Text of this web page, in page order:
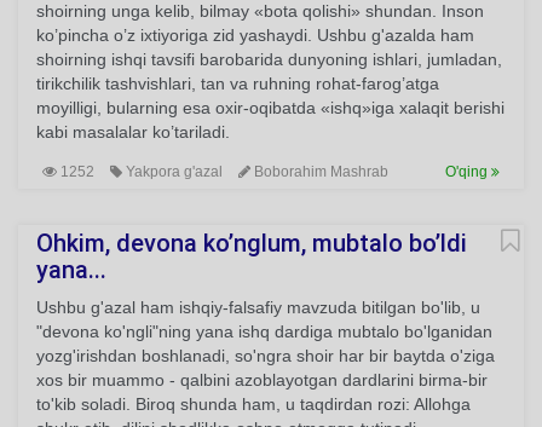
shoirning unga kelib, bilmay «bota qolishi» shundan. Inson
ko’pincha o’z ixtiyoriga zid yashaydi. Ushbu g'azalda ham
shoirning ishqi tavsifi barobarida dunyoning ishlari, jumladan,
tirikchilik tashvishlari, tan va ruhning rohat-farog’atga
moyilligi, bularning esa oxir-oqibatda «ishq»iga xalaqit berishi
kabi masalalar ko’tariladi.
1252 Yakpora g'azal Boborahim Mashrab O'qing
Ohkim, devona ko’nglum, mubtalo bo’ldi
yana...
Ushbu g'azal ham ishqiy-falsafiy mavzuda bitilgan bo'lib, u
"devona ko'ngli"ning yana ishq dardiga mubtalo bo'lganidan
yozg'irishdan boshlanadi, so'ngra shoir har bir baytda o'ziga
xos bir muammo - qalbini azoblayotgan dardlarini birma-bir
to'kib soladi. Biroq shunda ham, u taqdirdan rozi: Allohga